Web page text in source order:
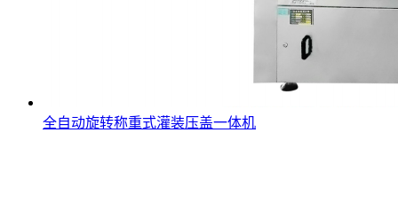
全自动旋转称重式灌装压盖一体机